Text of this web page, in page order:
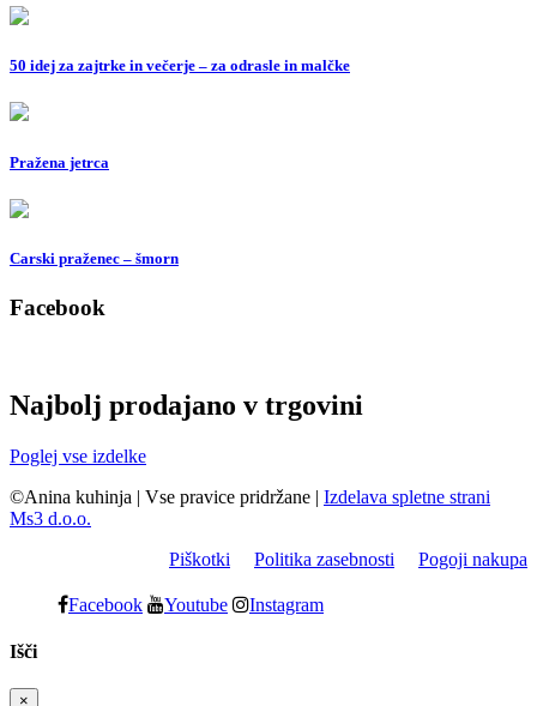
50 idej za zajtrke in večerje – za odrasle in malčke
Pražena jetrca
Carski praženec – šmorn
Facebook
Najbolj prodajano v trgovini
Poglej vse izdelke
©Anina kuhinja | Vse pravice pridržane | Izdelava spletne strani
Ms3 d.o.o.
Piškotki
Politika zasebnosti Pogoji nakupa
Facebook Youtube Instagram
Išči
×